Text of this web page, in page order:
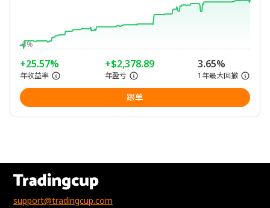
-3%
+25.57%
年收益率
+$2,378.89
年盈亏
3.65%
1年最大回撤
跟单
support@tradingcup.com